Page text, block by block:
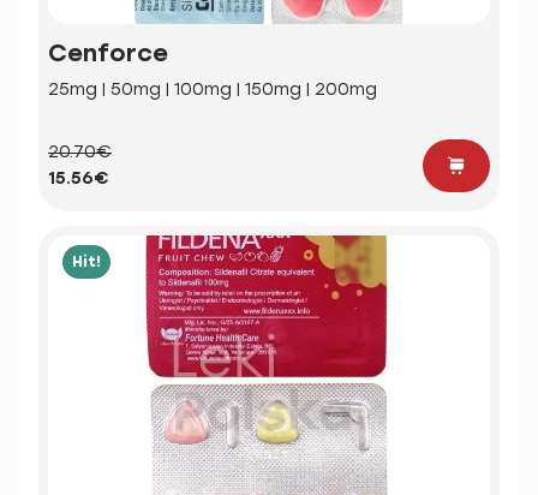
Cenforce
25mg | 50mg | 100mg | 150mg | 200mg
20.70€
15.56€
Hit!